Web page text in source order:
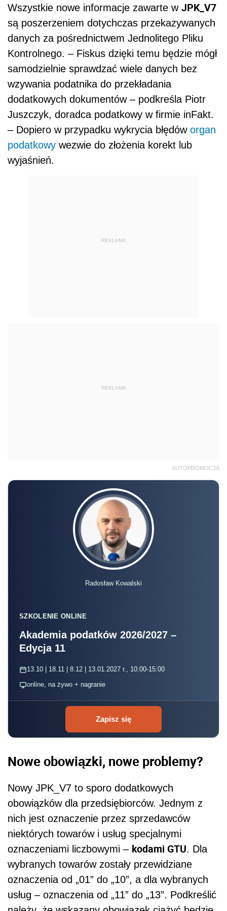
Wszystkie nowe informacje zawarte w JPK_V7
są poszerzeniem dotychczas przekazywanych
danych za pośrednictwem Jednolitego Pliku
Kontrolnego. – Fiskus dzięki temu będzie mógł
samodzielnie sprawdzać wiele danych bez
wzywania podatnika do przekładania
dodatkowych dokumentów – podkreśla Piotr
Juszczyk, doradca podatkowy w firmie inFakt.
– Dopiero w przypadku wykrycia błędów organ
podatkowy wezwie do złożenia korekt lub
wyjaśnień.
REKLAMA
REKLAMA
AUTOPROMOCJA
Radosław Kowalski
SZKOLENIE ONLINE
Akademia podatków 2026/2027 –
Edycja 11
13.10 | 18.11 | 8.12 | 13.01.2027 r., 10:00-15:00
online, na żywo + nagranie
Zapisz się
Nowe obowiązki, nowe problemy?
Nowy JPK_V7 to sporo dodatkowych
obowiązków dla przedsiębiorców. Jednym z
nich jest oznaczenie przez sprzedawców
niektórych towarów i usług specjalnymi
oznaczeniami liczbowymi – kodami GTU. Dla
wybranych towarów zostały przewidziane
oznaczenia od „01” do „10”, a dla wybranych
usług – oznaczenia od „11” do „13”. Podkreślić